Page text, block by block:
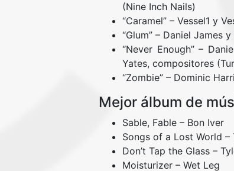
(Nine Inch Nails)
“Caramel” – Vessel1 y
“Glum” – Daniel James
“Never Enough” –
Yates, compositores
“Zombie” – Dominic
Mejor álbum de
Sable, Fable – Bon Iver
Songs of a Lost World –
Don’t Tap the Glass –
Moisturizer – Wet Leg